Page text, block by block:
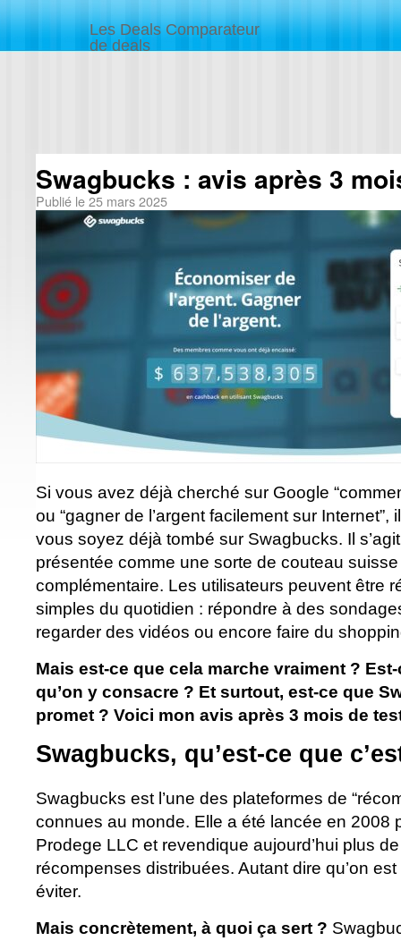
Les Deals Comparateur
de deals
Swagbucks : avis après 3
Publié le25 mars 2025
Si vous avez déjà cherché sur Google
ou “gagner de l’argent facilement sur
vous soyez déjà tombé sur Swagbucks. Il
présentée comme une sorte de couteau
complémentaire. Les utilisateurs peuvent être
simples du quotidien : répondre à des
regarder des vidéos ou encore faire du
Mais est-ce que cela marche vraiment ?
qu’on y consacre ? Et surtout, est-ce que
promet ? Voici mon avis après 3 mois de
Swagbucks, qu’est-ce que
Swagbucks est l’une des plateformes de
connues au monde. Elle a été lancée en 2008
Prodege LLC et revendique aujourd’hui plus
récompenses distribuées. Autant dire qu’on
éviter.
Mais concrètement, à quoi ça sert ?